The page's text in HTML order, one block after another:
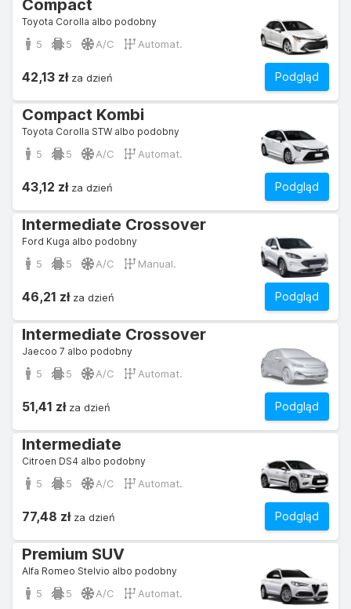
Compact
Toyota Corolla albo podobny
5 5 A/C Automat.
Podgląd
42,13 złza dzień
Compact Kombi
Toyota Corolla STW albo podobny
5 5 A/C Automat.
Podgląd
43,12 złza dzień
Intermediate Crossover
Ford Kuga albo podobny
5 5 A/C Manual.
Podgląd
46,21 złza dzień
Intermediate Crossover
Jaecoo 7 albo podobny
5 5 A/C Automat.
Podgląd
51,41 złza dzień
Intermediate
Citroen DS4 albo podobny
5 5 A/C Automat.
Podgląd
77,48 złza dzień
Premium SUV
Alfa Romeo Stelvio albo podobny
5 5 A/C Automat.